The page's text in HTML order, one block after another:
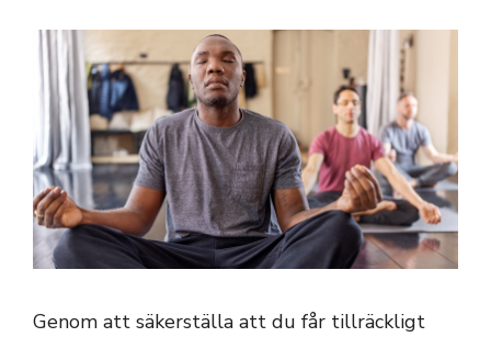
Genom att säkerställa att du får tillräckligt